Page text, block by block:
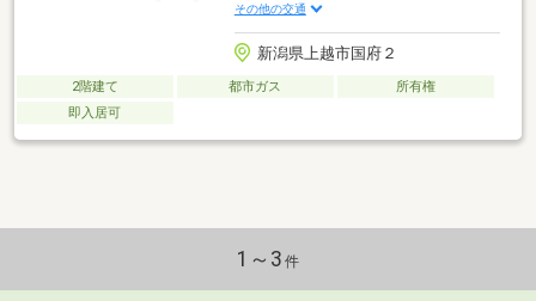
その他の交通
新潟県上越市国府２
2階建て 都市ガス
所有権
即入居可
1～3 件